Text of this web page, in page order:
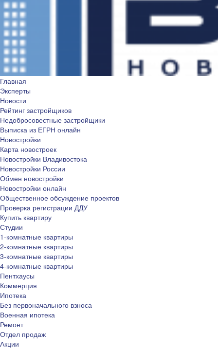
Главная
Эксперты
Новости
Рейтинг застройщиков
Недобросовестные застройщики
Выписка из ЕГРН онлайн
Новостройки
Карта новостроек
Новостройки Владивостока
Новостройки России
Обмен новостройки
Новостройки онлайн
Общественное обсуждение проектов
Проверка регистрации ДДУ
Купить квартиру
Студии
1-комнатные квартиры
2-комнатные квартиры
3-комнатные квартиры
4-комнатные квартиры
Пентхаусы
Коммерция
Ипотека
Без первоначального взноса
Военная ипотека
Ремонт
Отдел продаж
Акции